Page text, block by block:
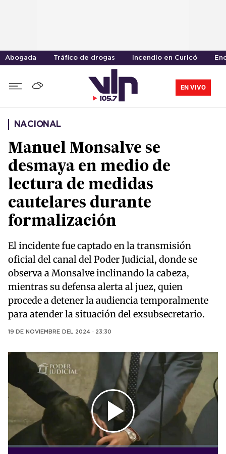
Abogada Tráfico de drogas Incendio en Curicó
EN VIVO
NACIONAL
Manuel Monsalve se
desmaya en medio de
lectura de medidas
cautelares durante
formalización
El incidente fue captado en la transmisión
oficial del canal del Poder Judicial, donde se
observa a Monsalve inclinando la cabeza,
mientras su defensa alerta al juez, quien
procede a detener la audiencia temporalmente
para atender la situación del exsubsecretario.
19 DE NOVIEMBRE DEL 2024 · 23:30
Play
Video
Loaded: